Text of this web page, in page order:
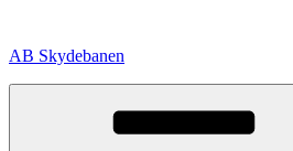
indhold
AB Skydebanen